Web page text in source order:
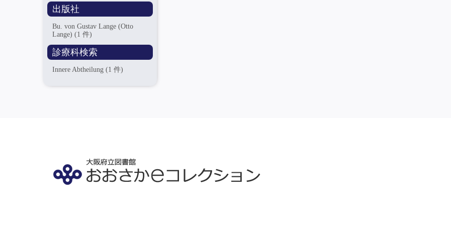
出版社
Bu. von Gustav Lange (Otto
Lange)(1 件)
診療科検索
Innere Abtheilung(1 件)